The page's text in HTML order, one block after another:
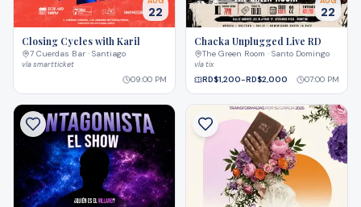
22
Closing Cycles with Karil
7 Cuerdas Bar · Santiago
víasmartticket
09:00 PM
22
Chacka Unplugged Live RD
The Green Room · Santo Domingo
víatix
RD$1,200-RD$2,000 07:00 PM